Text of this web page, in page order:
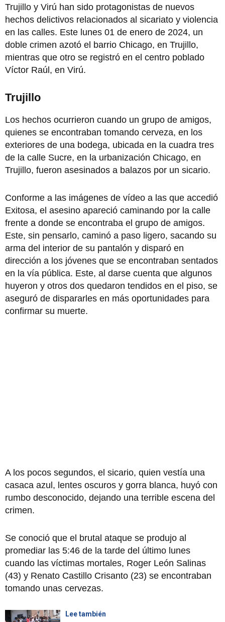
Trujillo y Virú han sido protagonistas de nuevos
hechos delictivos relacionados al sicariato y violencia
en las calles. Este lunes 01 de enero de 2024, un
doble crimen azotó el barrio Chicago, en Trujillo,
mientras que otro se registró en el centro poblado
Víctor Raúl, en Virú.
Trujillo
Los hechos ocurrieron cuando un grupo de amigos,
quienes se encontraban tomando cerveza, en los
exteriores de una bodega, ubicada en la cuadra tres
de la calle Sucre, en la urbanización Chicago, en
Trujillo, fueron asesinados a balazos por un sicario.
Conforme a las imágenes de vídeo a las que accedió
Exitosa, el asesino apareció caminando por la calle
frente a donde se encontraba el grupo de amigos.
Este, sin pensarlo, caminó a paso ligero, sacando su
arma del interior de su pantalón y disparó en
dirección a los jóvenes que se encontraban sentados
en la vía pública. Este, al darse cuenta que algunos
huyeron y otros dos quedaron tendidos en el piso, se
aseguró de dispararles en más oportunidades para
confirmar su muerte.
A los pocos segundos, el sicario, quien vestía una
casaca azul, lentes oscuros y gorra blanca, huyó con
rumbo desconocido, dejando una terrible escena del
crimen.
Se conoció que el brutal ataque se produjo al
promediar las 5:46 de la tarde del último lunes
cuando las víctimas mortales, Roger León Salinas
(43) y Renato Castillo Crisanto (23) se encontraban
tomando unas cervezas.
Lee también